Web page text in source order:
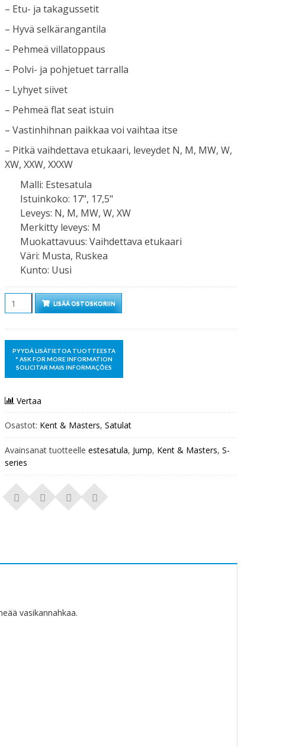
– Etu- ja takagussetit
– Hyvä selkärangantila
– Pehmeä villatoppaus
– Polvi- ja pohjetuet tarralla
– Lyhyet siivet
– Pehmeä flat seat istuin
– Vastinhihnan paikkaa voi vaihtaa itse
– Pitkä vaihdettava etukaari, leveydet N, M, MW, W,
XW, XXW, XXXW
Malli: Estesatula
Istuinkoko: 17", 17,5"
Leveys: N, M, MW, W, XW
Merkitty leveys: M
Muokattavuus: Vaihdettava etukaari
Väri: Musta, Ruskea
Kunto: Uusi
Määrä LISÄÄ OSTOSKORIIN
Vertaa
Osastot: Kent & Masters, Satulat
Avainsanat tuotteelle estesatula, Jump, Kent & Masters, S-
series
vasikannahkaa.